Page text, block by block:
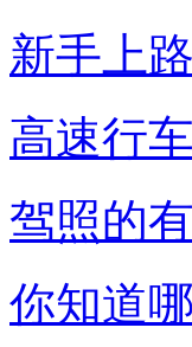
新手上
高速行
驾照的
你知道